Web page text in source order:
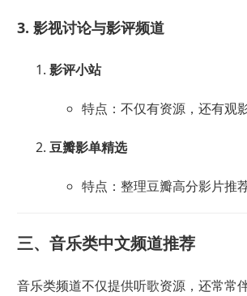
3. 影视讨论与影评频道
影评小站
特点：不仅有资源，还有观影
豆瓣影单精选
特点：整理豆瓣高分影片推荐
三、音乐类中文频道推荐
音乐类频道不仅提供听歌资源，还常常